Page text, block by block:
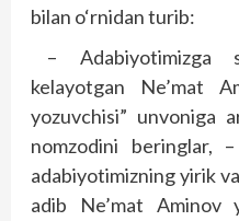
bilan o‘rnidan turib:
– Adabiyotimizga
kelayotgan Ne’mat
yozuvchisi” unvoniga
nomzodini beringlar,
adabiyotimizning yirik
adib Ne’mat Aminov